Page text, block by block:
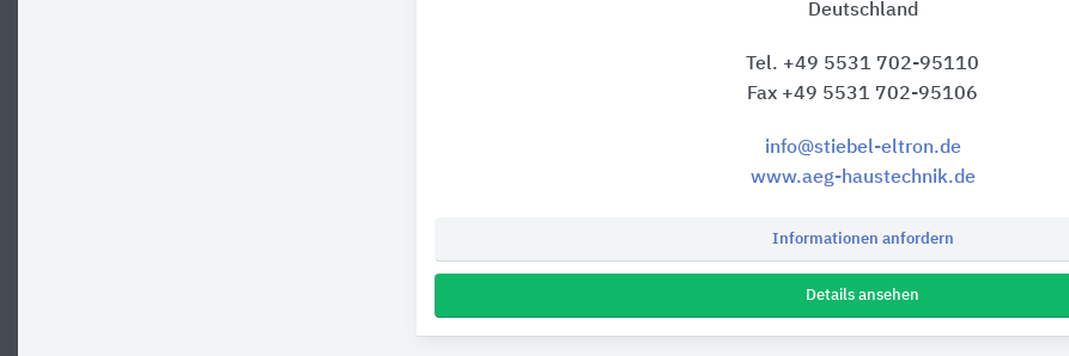
Deutschland
Tel. +49 5531 702-95110
Fax +49 5531 702-95106
info@stiebel-eltron.de
www.aeg-haustechnik.de
Informationen anfordern
Details ansehen